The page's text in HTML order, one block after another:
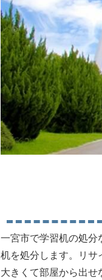
一宮市で学習机の処分
机を処分します。リサ
大きくて部屋から出せ